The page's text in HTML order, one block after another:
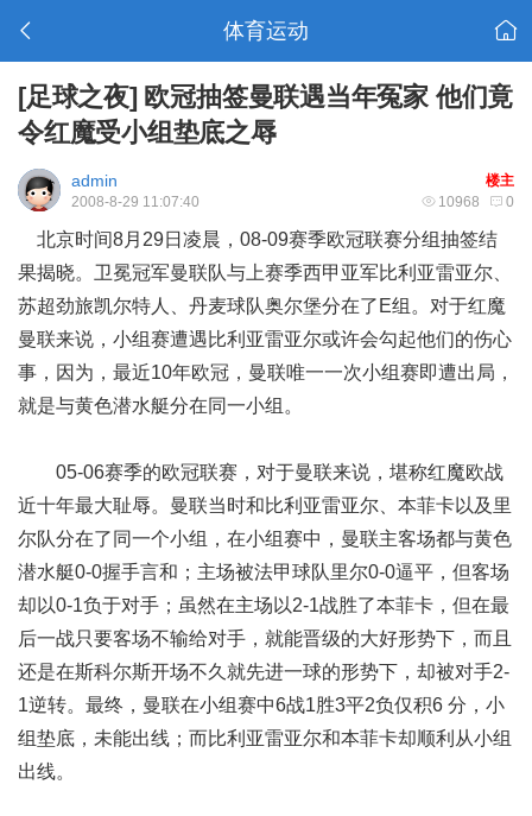
体育运动
[足球之夜] 欧冠抽签曼联遇当年冤家 他们竟
令红魔受小组垫底之辱
楼主
admin
10968 0
2008-8-29 11:07:40
北京时间8月29日凌晨，08-09赛季欧冠联赛分组抽签结
果揭晓。卫冕冠军曼联队与上赛季西甲亚军比利亚雷亚尔、
苏超劲旅凯尔特人、丹麦球队奥尔堡分在了E组。对于红魔
曼联来说，小组赛遭遇比利亚雷亚尔或许会勾起他们的伤心
事，因为，最近10年欧冠，曼联唯一一次小组赛即遭出局，
就是与黄色潜水艇分在同一小组。
05-06赛季的欧冠联赛，对于曼联来说，堪称红魔欧战
近十年最大耻辱。曼联当时和比利亚雷亚尔、本菲卡以及里
尔队分在了同一个小组，在小组赛中，曼联主客场都与黄色
潜水艇0-0握手言和；主场被法甲球队里尔0-0逼平，但客场
却以0-1负于对手；虽然在主场以2-1战胜了本菲卡，但在最
后一战只要客场不输给对手，就能晋级的大好形势下，而且
还是在斯科尔斯开场不久就先进一球的形势下，却被对手2-
1逆转。最终，曼联在小组赛中6战1胜3平2负仅积6 分，小
组垫底，未能出线；而比利亚雷亚尔和本菲卡却顺利从小组
出线。